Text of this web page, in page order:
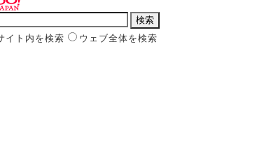
イト内を検索 ウェブ全体を検索